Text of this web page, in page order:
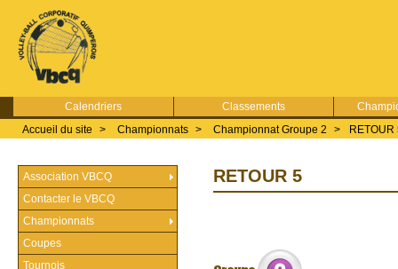
Calendriers Classements
Accueil du site
> Championnats > Championnat Groupe 2 > RETOUR
RETOUR 5
Association VBCQ
Contacter le VBCQ
Championnats
Coupes
Tournois